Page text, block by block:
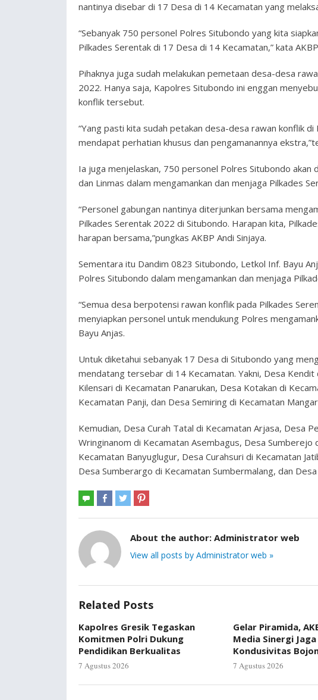
nantinya disebar di 17 Desa di 14 Kecamatan yang
“Sebanyak 750 personel Polres Situbondo yang kita
Pilkades Serentak di 17 Desa di 14 Kecamatan,” kata
Pihaknya juga sudah melakukan pemetaan desa-desa
2022. Hanya saja, Kapolres Situbondo ini enggan
konflik tersebut.
“Yang pasti kita sudah petakan desa-desa rawan konflik
mendapat perhatian khusus dan pengamanannya
Ia juga menjelaskan, 750 personel Polres Situbondo
dan Linmas dalam mengamankan dan menjaga Pilkades
“Personel gabungan nantinya diterjunkan bersama
Pilkades Serentak 2022 di Situbondo. Harapan kita,
harapan bersama,”pungkas AKBP Andi Sinjaya.
Sementara itu Dandim 0823 Situbondo, Letkol Inf. Bayu
Polres Situbondo dalam mengamankan dan menjaga
“Semua desa berpotensi rawan konflik pada Pilkades
menyiapkan personel untuk mendukung Polres
Bayu Anjas.
Untuk diketahui sebanyak 17 Desa di Situbondo yang
mendatang tersebar di 14 Kecamatan. Yakni, Desa
Kilensari di Kecamatan Panarukan, Desa Kotakan di
Kecamatan Panji, dan Desa Semiring di Kecamatan
Kemudian, Desa Curah Tatal di Kecamatan Arjasa, Desa
Wringinanom di Kecamatan Asembagus, Desa Sumberejo
Kecamatan Banyuglugur, Desa Curahsuri di Kecamatan
Desa Sumberargo di Kecamatan Sumbermalang, dan
About the author: Administrator web
View all posts by Administrator web »
Related Posts
Kapolres Gresik Tegaskan
Komitmen Polri Dukung
Pendidikan Berkualitas
7 Agustus 2026
Gelar Piramida,
Media Sinergi Jaga
Kondusivitas
7 Agustus 2026